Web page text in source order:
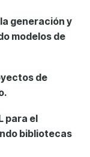
generación y
modelos de
de
para el
bibliotecas